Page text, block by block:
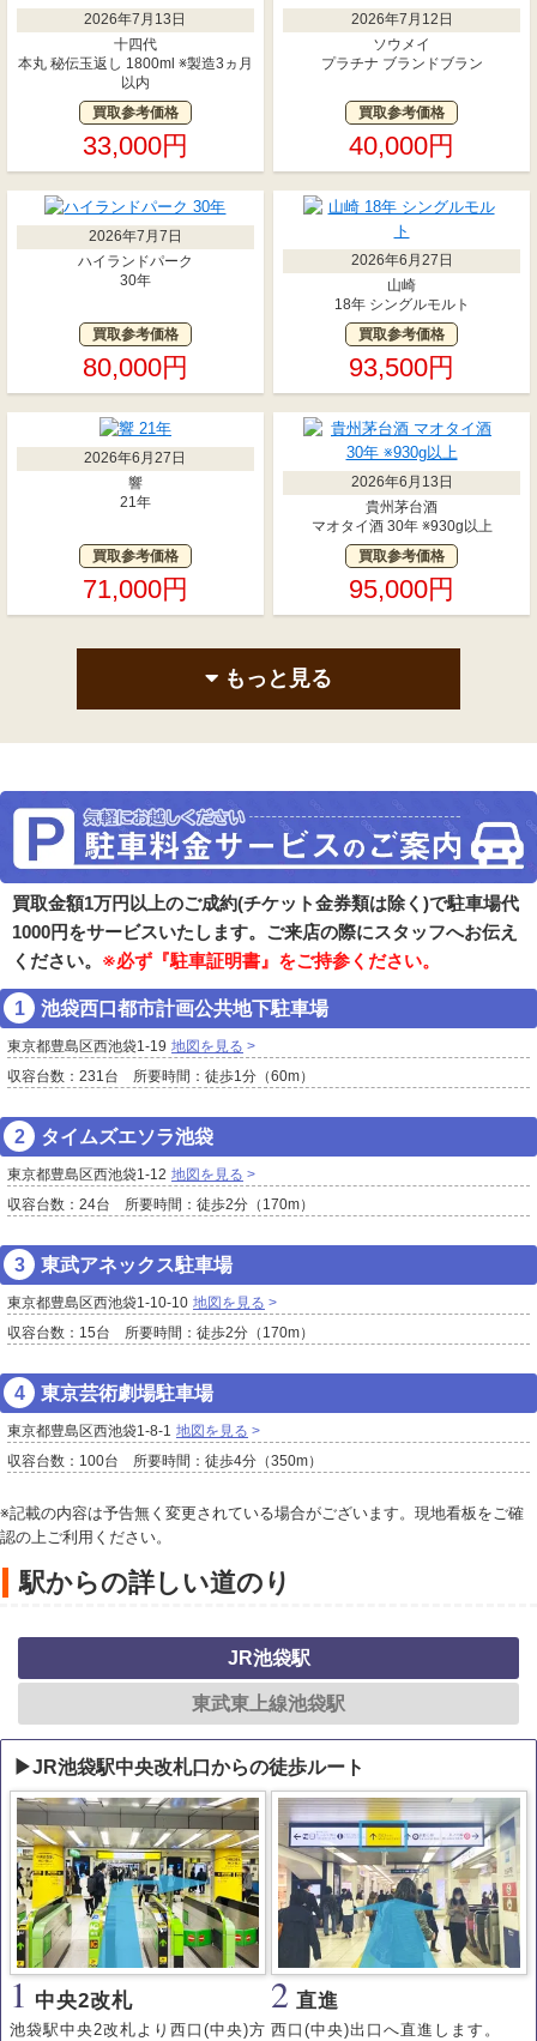
2026年7月13日
十四代
本丸 秘伝玉返し 1800ml ※製造3ヵ月
以内
買取参考価格
33,000円
2026年7月12日
ソウメイ
プラチナ ブランドブラン
買取参考価格
40,000円
2026年7月7日
ハイランドパーク
30年
買取参考価格
80,000円
2026年6月27日
山崎
18年 シングルモルト
買取参考価格
93,500円
2026年6月27日
響
21年
買取参考価格
71,000円
2026年6月13日
貴州茅台酒
マオタイ酒 30年 ※930g以上
買取参考価格
95,000円
もっと見る
買取金額1万円以上のご成約(チケット金券類は除く)で駐車場代
1000円をサービスいたします。ご来店の際にスタッフへお伝え
ください。 ※必ず『駐車証明書』をご持参ください。
池袋西口都市計画公共地下駐車場
東京都豊島区西池袋1-19 地図を見る
収容台数：231台 所要時間：徒歩1分（60m）
タイムズエソラ池袋
東京都豊島区西池袋1-12 地図を見る
収容台数：24台 所要時間：徒歩2分（170m）
東武アネックス駐車場
東京都豊島区西池袋1-10-10 地図を見る
収容台数：15台 所要時間：徒歩2分（170m）
東京芸術劇場駐車場
東京都豊島区西池袋1-8-1
地図を見る
収容台数：100台 所要時間：徒歩4分（350m）
※記載の内容は予告無く変更されている場合がございます。現地看板をご確
認の上ご利用ください。
駅からの詳しい道のり
JR池袋駅
東武東上線池袋駅
▶JR池袋駅中央改札口からの徒歩ルート
1 中央2改札
池袋駅中央2改札より西口(中央)方
2 直進
西口(中央)出口へ直進します。